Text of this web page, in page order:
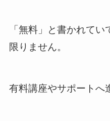
「無料」と書かれて
限りません。
有料講座やサポートへ